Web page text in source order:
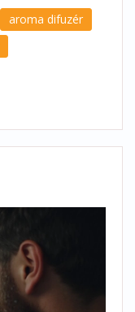
aroma difuzér